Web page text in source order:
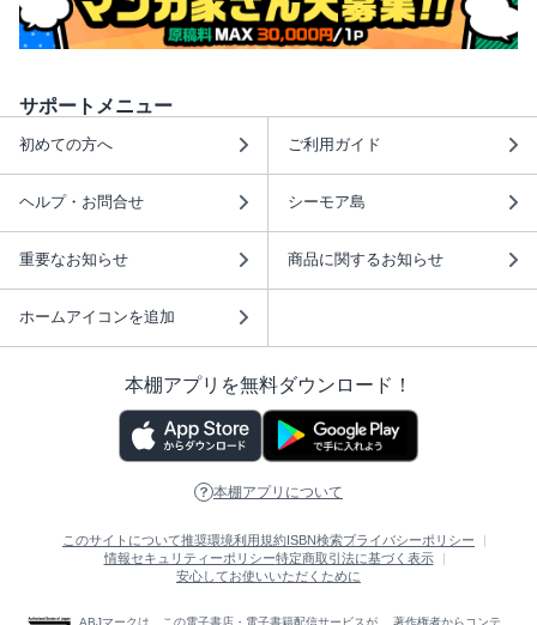
サポートメニュー
初めての方へ ご利用ガイド
ヘルプ・お問合せ シーモア島
重要なお知らせ 商品に関するお知らせ
ホームアイコンを追加
本棚アプリを無料ダウンロード！
本棚アプリについて
このサイトについて推奨環境利用規約ISBN検索プライバシーポリシー
情報セキュリティーポリシー特定商取引法に基づく表示
安心してお使いいただくために
ABJマークは、この電子書店・電子書籍配信サービスが、 著作権者からコンテ